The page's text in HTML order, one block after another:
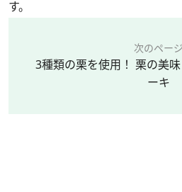
す。
次のページ
3種類の栗を使用！ 栗の美
ーキ